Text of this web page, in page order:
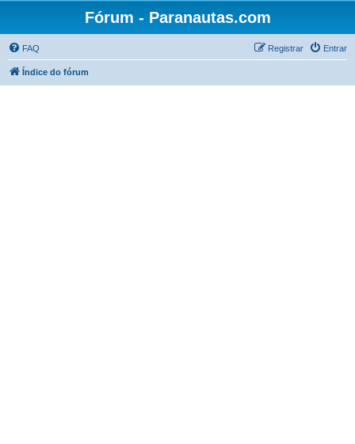
Fórum - Paranautas.com
FAQ Entrar
Registrar
Índice do fórum